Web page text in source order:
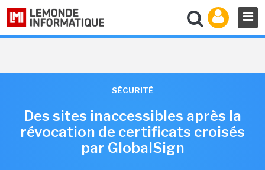
SÉCURITÉ
Des sites inaccessibles après la
révocation de certificats croisés
par GlobalSign